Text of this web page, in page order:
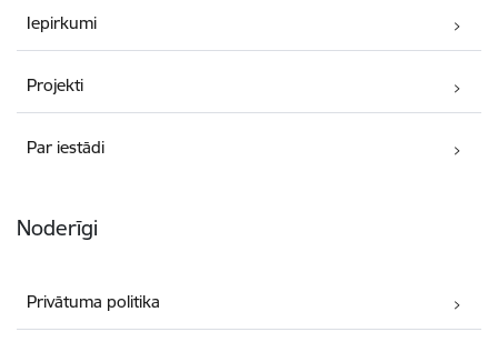
Iepirkumi
Projekti
Par iestādi
Noderīgi
Privātuma politika